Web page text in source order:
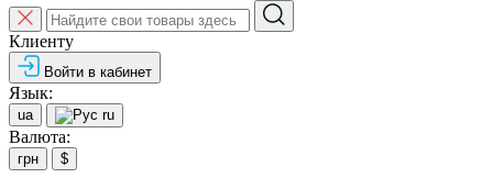
Клиенту
Войти в кабинет
Язык:
ua ru
Валюта:
грн $